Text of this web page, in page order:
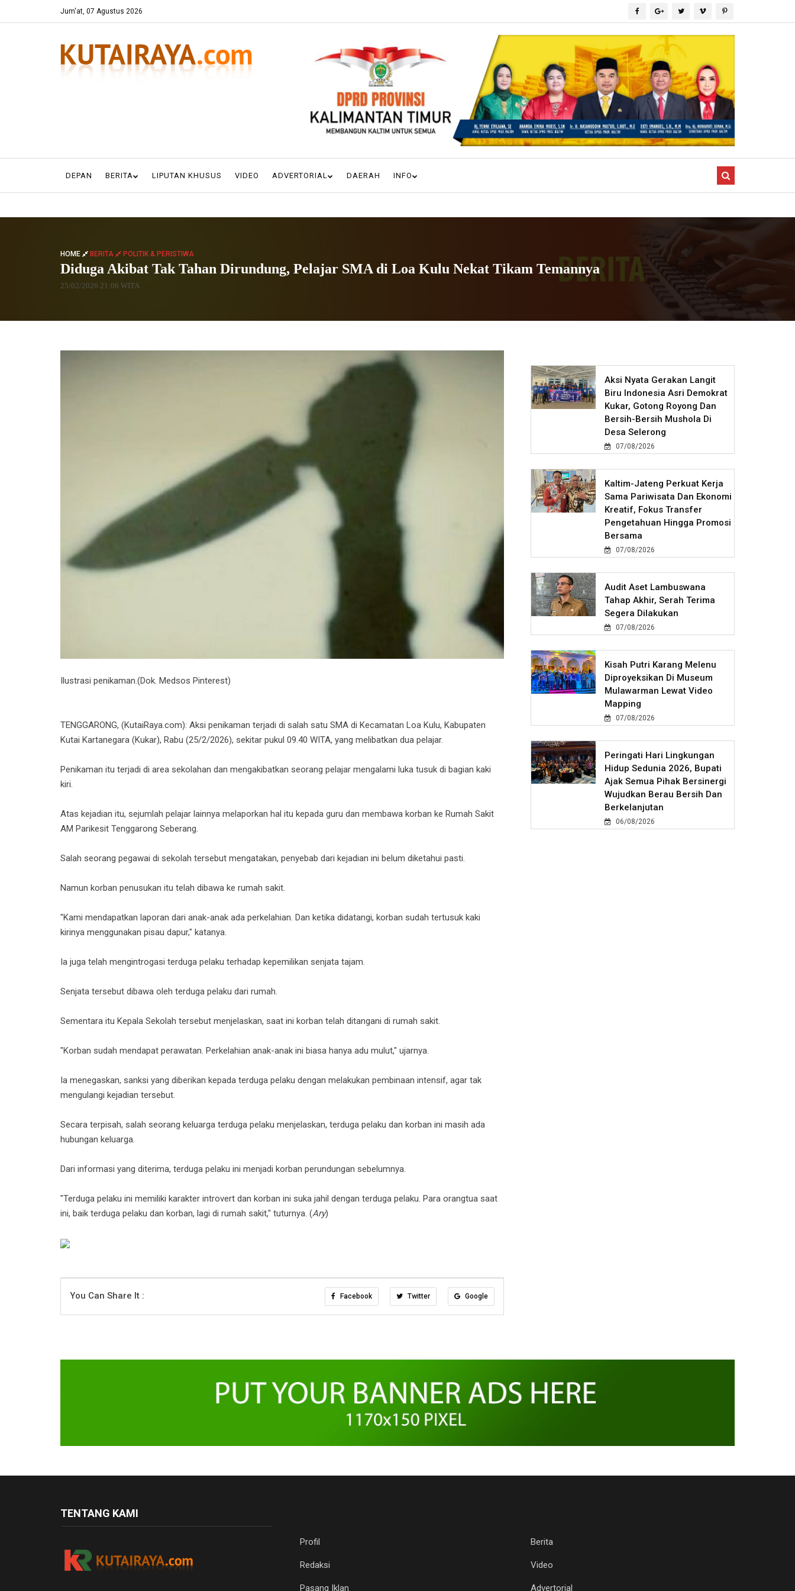
Jum'at, 07 Agustus 2026
DEPAN BERITA LIPUTAN KHUSUS VIDEO ADVERTORIAL DAERAH INFO
HOME BERITA POLITIK & PERISTIWA
Diduga Akibat Tak Tahan Dirundung, Pelajar SMA di Loa Kulu Nekat Tikam Temannya
25/02/2026 21:06 WITA
Ilustrasi penikaman.(Dok. Medsos Pinterest)
TENGGARONG, (KutaiRaya.com): Aksi penikaman terjadi di salah satu SMA di Kecamatan Loa Kulu, Kabupaten
Kutai Kartanegara (Kukar), Rabu (25/2/2026), sekitar pukul 09.40 WITA, yang melibatkan dua pelajar.
Penikaman itu terjadi di area sekolahan dan mengakibatkan seorang pelajar mengalami luka tusuk di bagian kaki
kiri.
Atas kejadian itu, sejumlah pelajar lainnya melaporkan hal itu kepada guru dan membawa korban ke Rumah Sakit
AM Parikesit Tenggarong Seberang.
Salah seorang pegawai di sekolah tersebut mengatakan, penyebab dari kejadian ini belum diketahui pasti.
Namun korban penusukan itu telah dibawa ke rumah sakit.
"Kami mendapatkan laporan dari anak-anak ada perkelahian. Dan ketika didatangi, korban sudah tertusuk kaki
kirinya menggunakan pisau dapur," katanya.
Ia juga telah mengintrogasi terduga pelaku terhadap kepemilikan senjata tajam.
Senjata tersebut dibawa oleh terduga pelaku dari rumah.
Sementara itu Kepala Sekolah tersebut menjelaskan, saat ini korban telah ditangani di rumah sakit.
"Korban sudah mendapat perawatan. Perkelahian anak-anak ini biasa hanya adu mulut," ujarnya.
Ia menegaskan, sanksi yang diberikan kepada terduga pelaku dengan melakukan pembinaan intensif, agar tak
mengulangi kejadian tersebut.
Secara terpisah, salah seorang keluarga terduga pelaku menjelaskan, terduga pelaku dan korban ini masih ada
hubungan keluarga.
Dari informasi yang diterima, terduga pelaku ini menjadi korban perundungan sebelumnya.
"Terduga pelaku ini memiliki karakter introvert dan korban ini suka jahil dengan terduga pelaku. Para orangtua saat
ini, baik terduga pelaku dan korban, lagi di rumah sakit," tuturnya. (Ary)
You Can Share It : Facebook Twitter Google
Aksi Nyata Gerakan Langit
Biru Indonesia Asri Demokrat
Kukar, Gotong Royong Dan
Bersih-Bersih Mushola Di
Desa Selerong
07/08/2026
Kaltim-Jateng Perkuat Kerja
Sama Pariwisata Dan Ekonomi
Kreatif, Fokus Transfer
Pengetahuan Hingga Promosi
Bersama
07/08/2026
Audit Aset Lambuswana
Tahap Akhir, Serah Terima
Segera Dilakukan
07/08/2026
Kisah Putri Karang Melenu
Diproyeksikan Di Museum
Mulawarman Lewat Video
Mapping
07/08/2026
Peringati Hari Lingkungan
Hidup Sedunia 2026, Bupati
Ajak Semua Pihak Bersinergi
Wujudkan Berau Bersih Dan
Berkelanjutan
06/08/2026
TENTANG KAMI
Profil
Redaksi
Pasang Iklan
Berita
Video
Advertorial